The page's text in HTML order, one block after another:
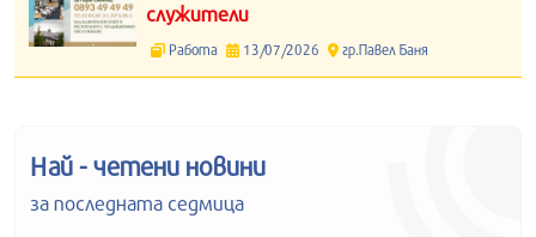
служители
Работа 13/07/2026 гр.Павел Баня
Най - четени новини
за последната седмица